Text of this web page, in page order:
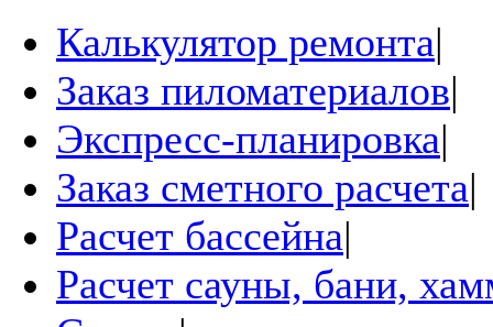
Калькулятор ремонта|
Заказ пиломатериалов|
Экспресс-планировка|
Заказ сметного расчета|
Расчет бассейна|
Расчет сауны, бани,